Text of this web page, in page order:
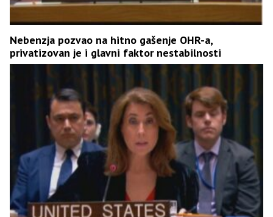
Nebenzja pozvao na hitno gašenje OHR-a,
privatizovan je i glavni faktor nestabilnosti